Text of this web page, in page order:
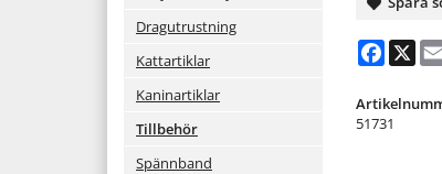
Dragutrustning
Kattartiklar
Kaninartiklar
Tillbehör
Spännband
Facebook
X
51731